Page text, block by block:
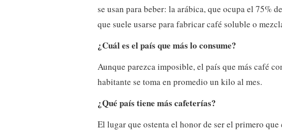
se usan para beber: la arábica, que ocupa el 75%
que suele usarse para fabricar café soluble o
¿Cuál es el país que más lo consume?
Aunque parezca imposible, el país que más café
habitante se toma en promedio un kilo al mes.
¿Qué país tiene más cafeterías?
El lugar que ostenta el honor de ser el primero